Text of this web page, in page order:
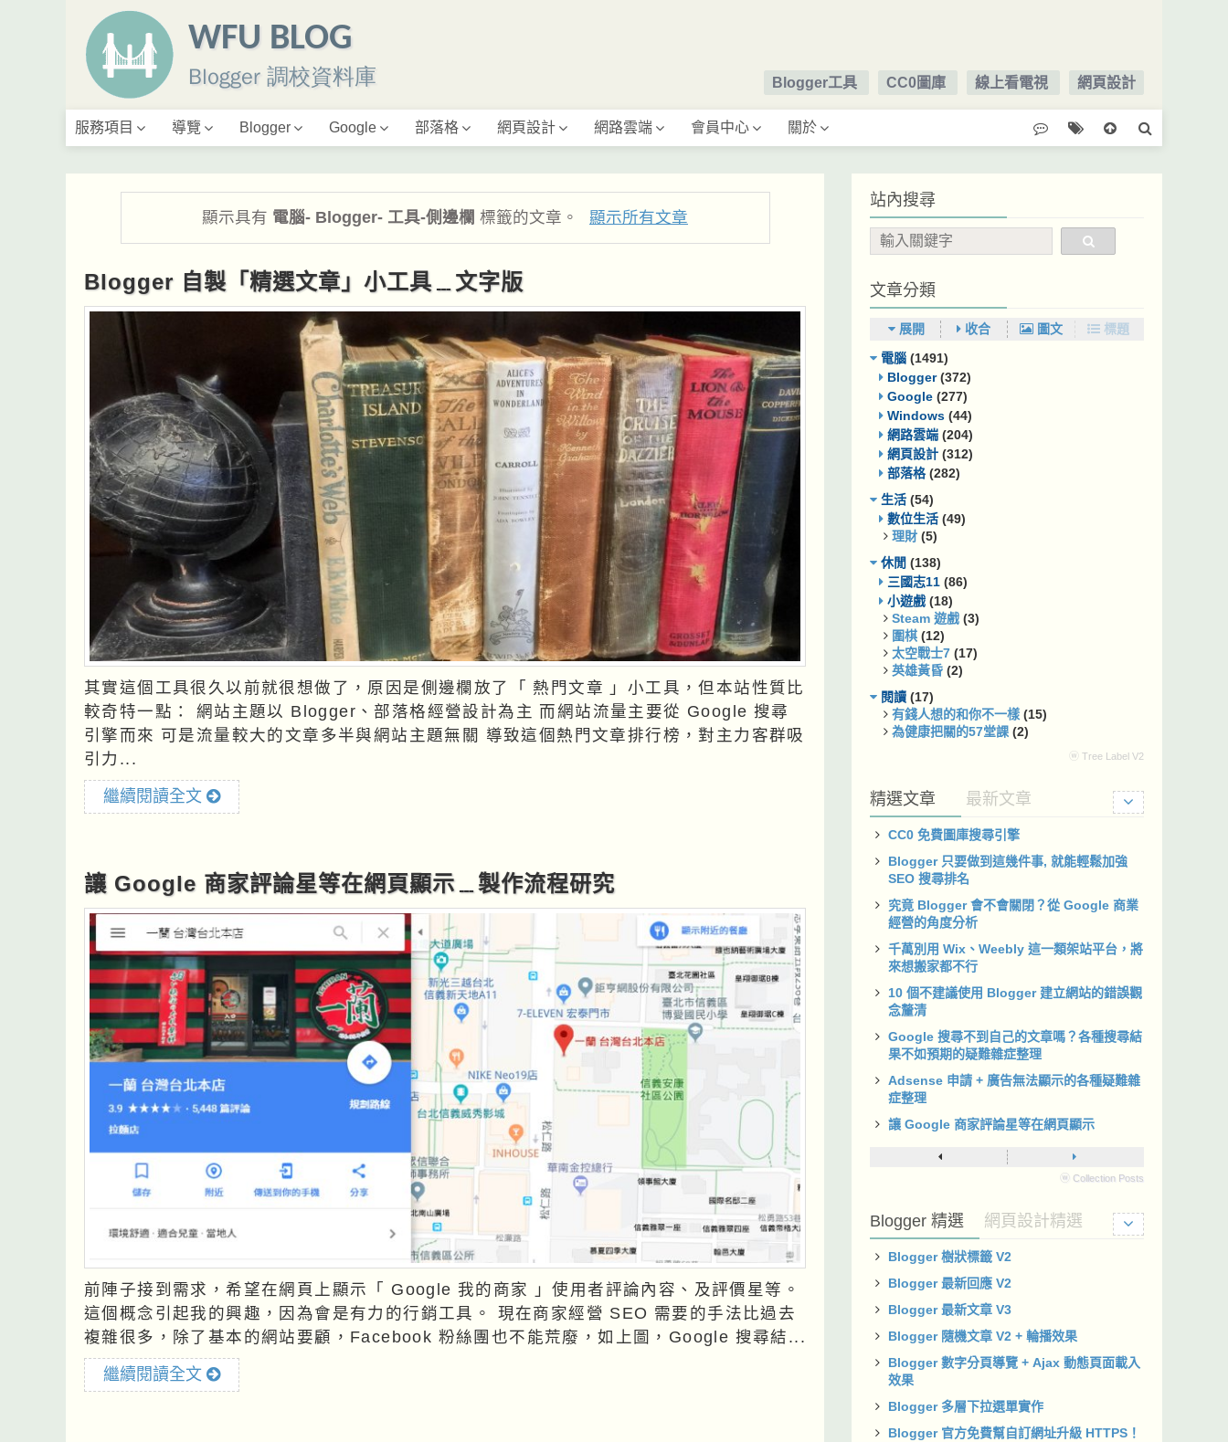
WFU BLOG
Blogger 調校資料庫 Blogger工具 CC0圖庫 線上看電視 網頁設計
服務項目 導覽 Blogger Google 部落格 網頁設計 網路雲端 會員中心 關於
顯示具有 電腦- Blogger- 工具-側邊欄 標籤的文章。 顯示所有文章
Blogger 自製「精選文章」小工具﹍文字版
其實這個工具很久以前就很想做了，原因是側邊欄放了「 熱門文章 」小工具，但本站性質比
較奇特一點： 網站主題以 Blogger、部落格經營設計為主 而網站流量主要從 Google 搜尋
引擎而來 可是流量較大的文章多半與網站主題無關 導致這個熱門文章排行榜，對主力客群吸
引力...
繼續閱讀全文
讓 Google 商家評論星等在網頁顯示﹍製作流程研究
前陣子接到需求，希望在網頁上顯示「 Google 我的商家 」使用者評論內容、及評價星等。
這個概念引起我的興趣，因為會是有力的行銷工具。 現在商家經營 SEO 需要的手法比過去
複雜很多，除了基本的網站要顧，Facebook 粉絲團也不能荒廢，如上圖，Google 搜尋結...
繼續閱讀全文
站內搜尋
文章分類
展開 收合 圖文
標題
電腦 (1491)
Blogger(372)
Google (277)
Windows (44)
網路雲端 (204)
網頁設計 (312)
部落格(282)
生活 (54)
數位生活 (49)
理財 (5)
休閒 (138)
三國志11 (86)
小遊戲 (18)
Steam 遊戲 (3)
圍棋 (12)
太空戰士7 (17)
英雄黃昏 (2)
閱讀 (17)
有錢人想的和你不一樣 (15)
為健康把關的57堂課 (2)
ⓦ Tree Label V2
精選文章 最新文章
CC0 免費圖庫搜尋引擎
Blogger 只要做到這幾件事, 就能輕鬆加強
SEO 搜尋排名
究竟 Blogger 會不會關閉？從 Google 商業
經營的角度分析
千萬別用 Wix、Weebly 這一類架站平台，將
來想搬家都不行
10 個不建議使用 Blogger 建立網站的錯誤觀
念釐清
Google 搜尋不到自己的文章嗎？各種搜尋結
果不如預期的疑難雜症整理
Adsense 申請 + 廣告無法顯示的各種疑難雜
症整理
讓 Google 商家評論星等在網頁顯示
ⓦ Collection Posts
Blogger 精選 網頁設計精選
Blogger 樹狀標籤 V2
Blogger 最新回應 V2
Blogger 最新文章 V3
Blogger 隨機文章 V2 + 輪播效果
Blogger 數字分頁導覽 + Ajax 動態頁面載入
效果
Blogger 多層下拉選單實作
Blogger 官方免費幫自訂網址升級 HTTPS！